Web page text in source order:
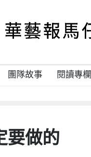
團隊故事 閱讀專欄
要做的